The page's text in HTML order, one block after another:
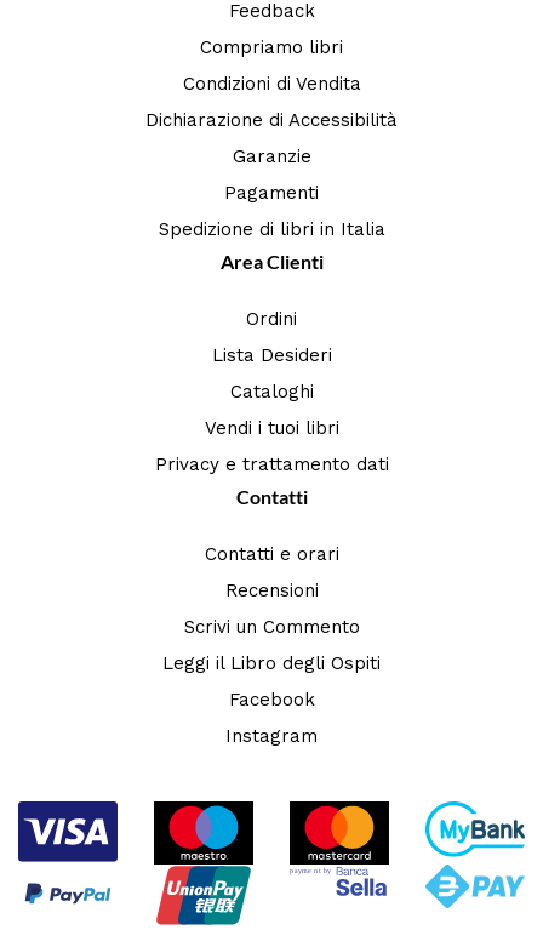
Feedback
Compriamo libri
Condizioni di Vendita
Dichiarazione di Accessibilità
Garanzie
Pagamenti
Spedizione di libri in Italia
Area Clienti
Ordini
Lista Desideri
Cataloghi
Vendi i tuoi libri
Privacy e trattamento dati
Contatti
Contatti e orari
Recensioni
Scrivi un Commento
Leggi il Libro degli Ospiti
Facebook
Instagram